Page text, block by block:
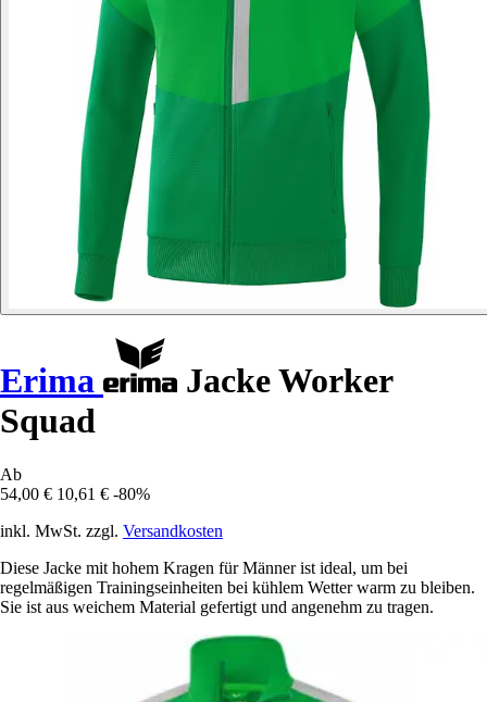
Erima
Jacke Worker
Squad
Ab
54,00 € 10,61 € -80%
inkl. MwSt. zzgl. Versandkosten
Diese Jacke mit hohem Kragen für Männer ist ideal, um bei
regelmäßigen Trainingseinheiten bei kühlem Wetter warm zu bleiben.
Sie ist aus weichem Material gefertigt und angenehm zu tragen.